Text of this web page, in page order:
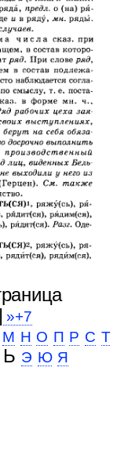
| »+7
М Н О П Р С Т
Э Ю Я